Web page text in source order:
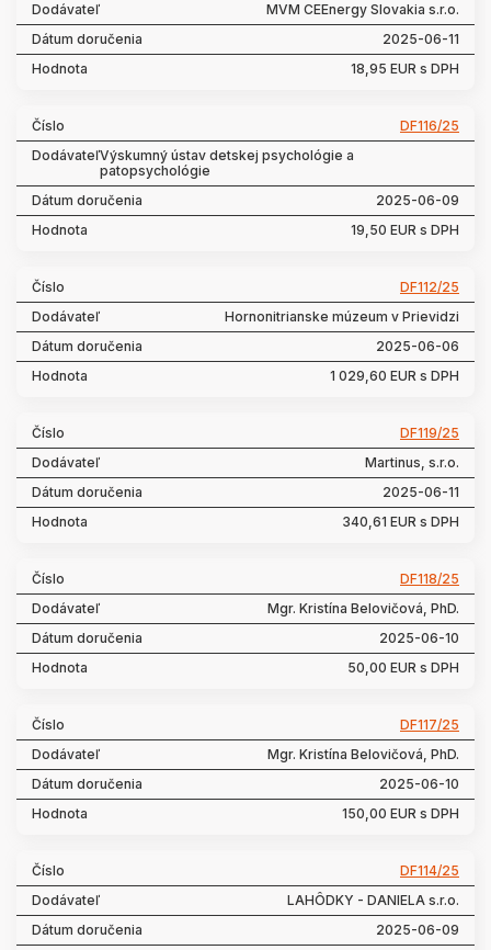
MVM CEEnergy Slovakia s.r.o.
2025-06-11
18,95 EUR s DPH
DF116/25
Výskumný ústav detskej psychológie a
patopsychológie
2025-06-09
19,50 EUR s DPH
DF112/25
Hornonitrianske múzeum v Prievidzi
2025-06-06
1 029,60 EUR s DPH
DF119/25
Martinus, s.r.o.
2025-06-11
340,61 EUR s DPH
DF118/25
Mgr. Kristína Belovičová, PhD.
2025-06-10
50,00 EUR s DPH
DF117/25
Mgr. Kristína Belovičová, PhD.
2025-06-10
150,00 EUR s DPH
DF114/25
LAHÔDKY - DANIELA s.r.o.
2025-06-09